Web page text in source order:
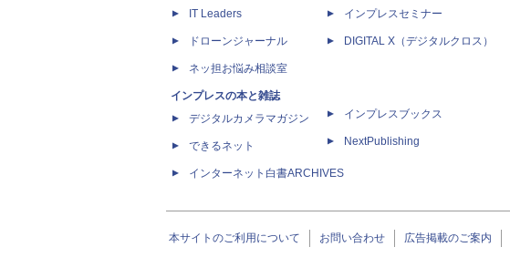
IT Leaders
ドローンジャーナル
ネッ担お悩み相談室
インプレスの本と雑誌
デジタルカメラマガジン
できるネット
インターネット白書ARCHIVES
インプレスセミナー
DIGITAL X（デジタルクロス）
インプレスブックス
NextPublishing
本サイトのご利用について お問い合わせ 広告掲載のご案内